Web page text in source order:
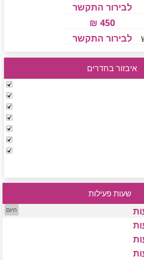
גליל תחתון עמקים
החוף הדרומי
לבירור התקשר
450 ₪
לבירור התקשר
איבזור בחדרים
שעות פעילות